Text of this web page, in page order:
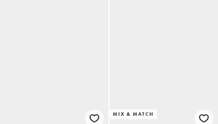
MIX & MATCH